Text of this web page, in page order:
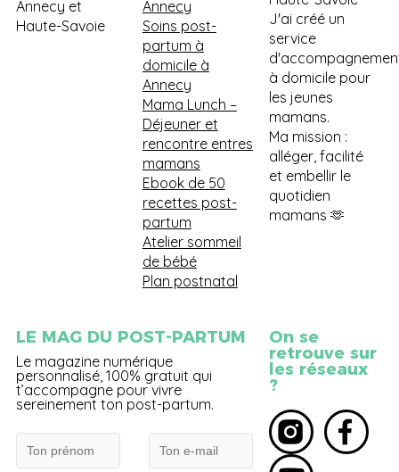
Annecy et
Haute-Savoie
Annecy
Soins post-
partum à
domicile à
Annecy
Mama Lunch –
Déjeuner et
rencontre entres
mamans
Ebook de 50
recettes post-
partum
Atelier sommeil
de bébé
Plan postnatal
J'ai créé un
service
à domicile pour
les jeunes
mamans.
Ma mission :
alléger, facilité
et embellir le
quotidien
mamans 🫶
LE MAG DU POST-PARTUM
Le magazine numérique
personnalisé, 100% gratuit qui
t’accompagne pour vivre
sereinement ton post-partum.
On se
retrouve sur
les réseaux
?